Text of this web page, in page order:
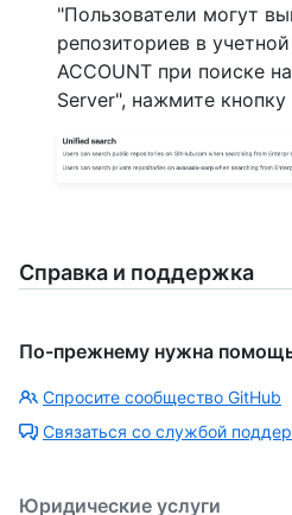
"Пользователи могут
репозиториев в учетной
ACCOUNT при поиске
Server", нажмите кнопку
Справка и поддержка
По-прежнему нужна
Спросите сообщество GitHub
Связаться со службой
Юридические услуги